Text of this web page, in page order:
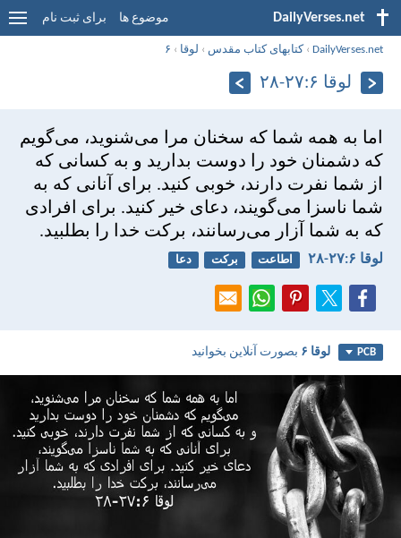
DailyVerses.net موضوع ها برای ثبت نام
DailyVerses.net
›کتابهای کتاب مقدس › لوقا › ۶
لوقا ۶:‏۲۷-‏۲۸
اما به همه شما كه سخنان مرا می‌شنويد، می‌گويم
كه دشمنان خود را دوست بداريد و به كسانی كه
از شما نفرت دارند، خوبی كنيد. برای آنانی كه به
شما ناسزا می‌گويند، دعای خير كنيد. برای افرادی
كه به شما آزار می‌رسانند، بركت خدا را بطلبيد.
لوقا ۶:‏۲۷-‏۲۸ اطاعت برکت دعا
PCB لوقا ۶ بصورت آنلاین بخوانید